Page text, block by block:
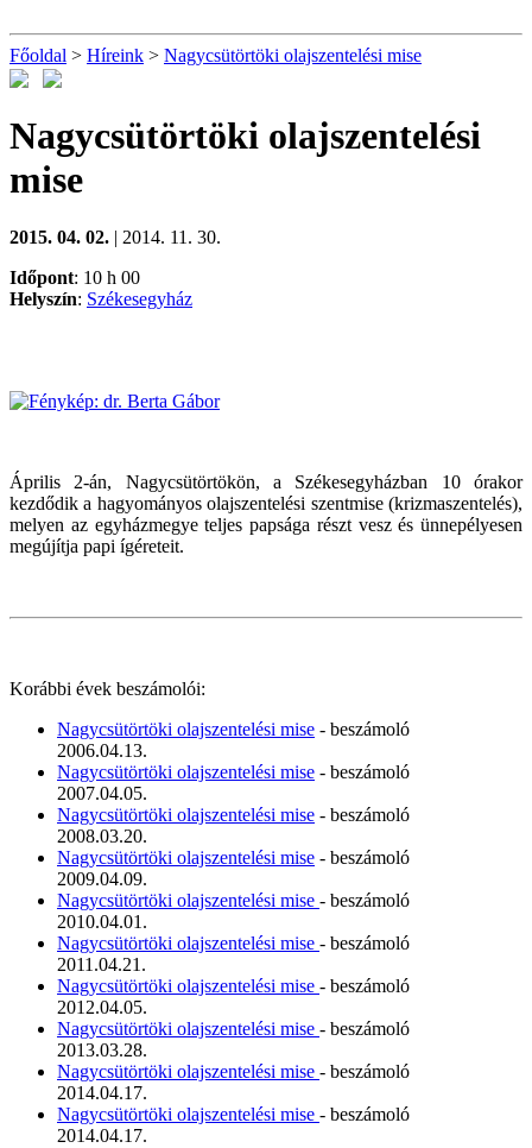
Főoldal > Híreink > Nagycsütörtöki olajszentelési mise
Nagycsütörtöki olajszentelési
mise
2015. 04. 02. | 2014. 11. 30.
Időpont: 10 h 00
Helyszín: Székesegyház
Április 2-án, Nagycsütörtökön, a Székesegyházban 10 órakor
kezdődik a hagyományos olajszentelési szentmise (krizmaszentelés),
melyen az egyházmegye teljes papsága részt vesz és ünnepélyesen
megújítja papi ígéreteit.
Korábbi évek beszámolói:
Nagycsütörtöki olajszentelési mise - beszámoló
2006.04.13.
Nagycsütörtöki olajszentelési mise - beszámoló
2007.04.05.
Nagycsütörtöki olajszentelési mise - beszámoló
2008.03.20.
Nagycsütörtöki olajszentelési mise - beszámoló
2009.04.09.
Nagycsütörtöki olajszentelési mise - beszámoló
2010.04.01.
Nagycsütörtöki olajszentelési mise - beszámoló
2011.04.21.
Nagycsütörtöki olajszentelési mise - beszámoló
2012.04.05.
Nagycsütörtöki olajszentelési mise - beszámoló
2013.03.28.
Nagycsütörtöki olajszentelési mise - beszámoló
2014.04.17.
Nagycsütörtöki olajszentelési mise - beszámoló
2014.04.17.